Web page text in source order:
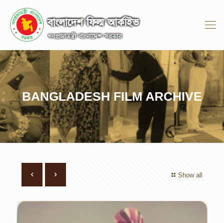
BANGLADESH FILM ARCHIVE
Show all